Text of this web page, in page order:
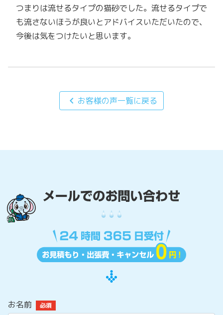
つまりは流せるタイプの猫砂でした。流せるタイプで
も流さないほうが良いとアドバイスいただいたので、
今後は気をつけたいと思います。
chevron_left お客様の声一覧に戻る
お名前 必須